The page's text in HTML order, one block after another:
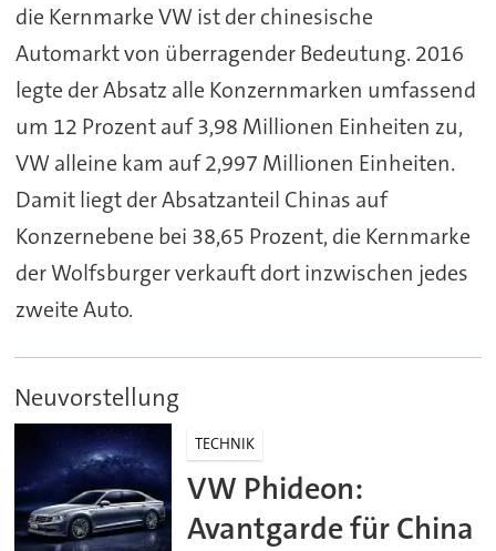
die Kernmarke VW ist der chinesische
Automarkt von überragender Bedeutung. 2016
legte der Absatz alle Konzernmarken umfassend
um 12 Prozent auf 3,98 Millionen Einheiten zu,
VW alleine kam auf 2,997 Millionen Einheiten.
Damit liegt der Absatzanteil Chinas auf
Konzernebene bei 38,65 Prozent, die Kernmarke
der Wolfsburger verkauft dort inzwischen jedes
zweite Auto.
Neuvorstellung
TECHNIK
VW Phideon:
Avantgarde für China